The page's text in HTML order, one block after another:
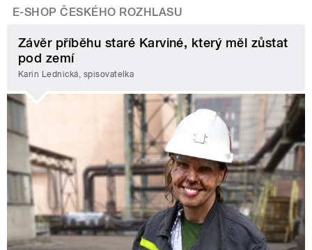
E-SHOP ČESKÉHO ROZHLASU
Závěr příběhu staré Karviné, který měl zůstat
pod zemí
Karin Lednická, spisovatelka